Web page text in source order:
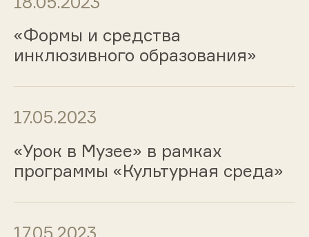
«Формы и средства
инклюзивного образования»
17.05.2023
«Урок в Музее» в рамках
программы «Культурная среда»
17.05.2023